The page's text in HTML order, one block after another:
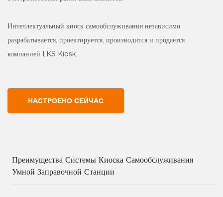
Интеллектуальный киоск самообслуживания независимо
разрабатывается, проектируется, производится и продается
компанией LKS Kiosk.
НАСТРОЕНО СЕЙЧАС
Преимущества Системы Киоска Самообслуживания
Умной Заправочной Станции